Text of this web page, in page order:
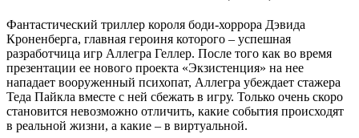
Фантастический триллер короля боди-хоррора Дэвида
Кроненберга, главная героиня которого – успешная
разработчица игр Аллегра Геллер. После того как во время
презентации ее нового проекта «Экзистенция» на нее
нападает вооруженный психопат, Аллегра убеждает стажера
Теда Пайкла вместе с ней сбежать в игру. Только очень скоро
становится невозможно отличить, какие события происходят
в реальной жизни, а какие – в виртуальной.